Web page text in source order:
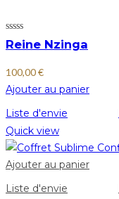
Reine Nzinga
100,00€
Ajouter au panier
Liste d'envie
Quick view
Ajouter au panier
Liste d'envie